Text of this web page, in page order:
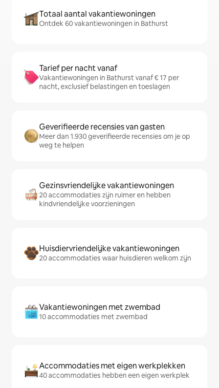
Totaal aantal vakantiewoningen
Ontdek 60 vakantiewoningen in Bathurst
Tarief per nacht vanaf
Vakantiewoningen in Bathurst vanaf € 17 per
nacht, exclusief belastingen en toeslagen
Geverifieerde recensies van gasten
Meer dan 1.930 geverifieerde recensies om je op
weg te helpen
Gezinsvriendelijke vakantiewoningen
20 accommodaties zijn ruimer en hebben
kindvriendelijke voorzieningen
Huisdiervriendelijke vakantiewoningen
20 accommodaties waar huisdieren welkom zijn
Vakantiewoningen met zwembad
10 accommodaties met zwembad
Accommodaties met eigen werkplekken
40 accommodaties hebben een eigen werkplek